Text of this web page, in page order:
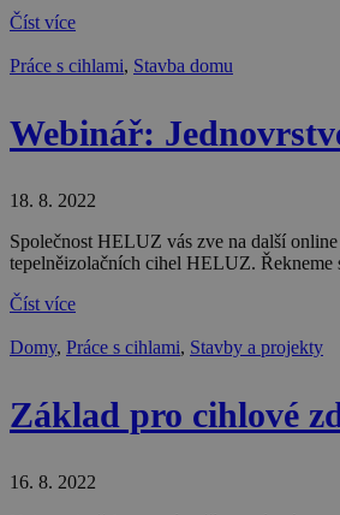
Číst více
Práce s cihlami, Stavba domu
Webinář:
18. 8. 2022
Společnost HELUZ vás zve na další
tepelněizolačních cihel HELUZ. Řekneme
Číst více
Domy, Práce s cihlami, Stavby a projekty
Základ pro cihlové
16. 8. 2022